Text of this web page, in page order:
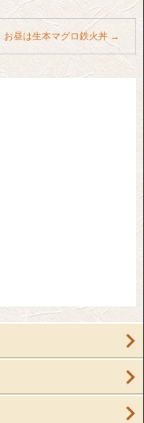
昼は生本マグロ鉄火丼 →